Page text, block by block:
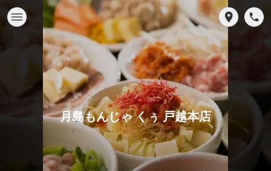
月島もんじゃ くぅ 戸越本店